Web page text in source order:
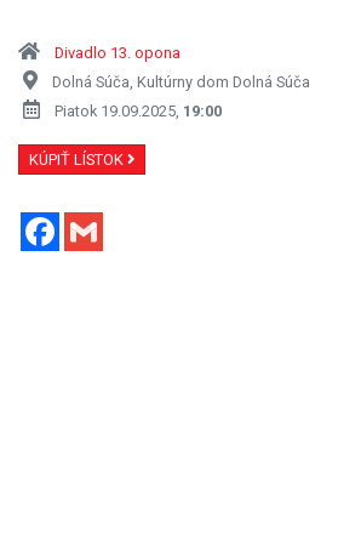
Divadlo 13. opona
Dolná Súča, Kultúrny dom Dolná Súča
Piatok 19.09.2025, 19:00
KÚPIŤ LÍSTOK
Facebook